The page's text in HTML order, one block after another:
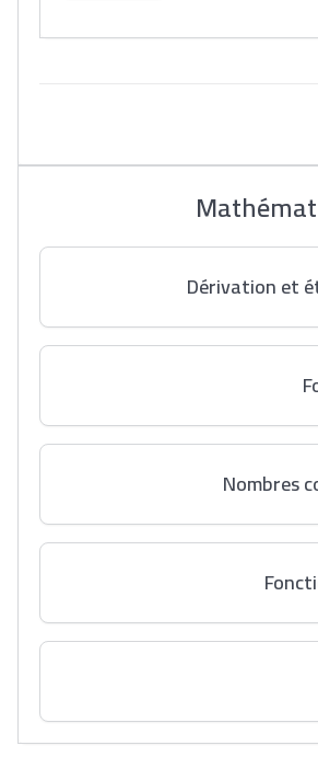
Dérivation et
Nombres